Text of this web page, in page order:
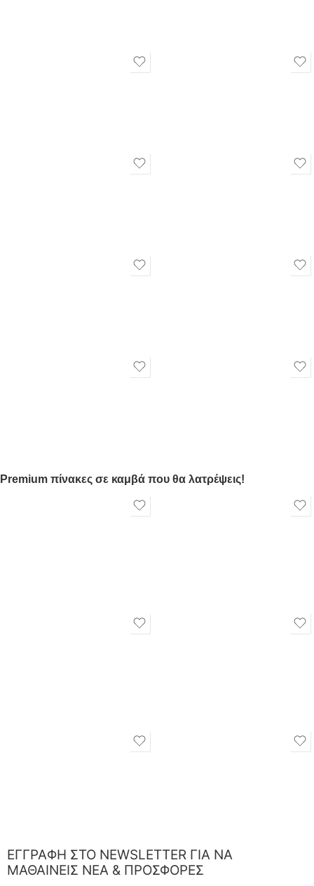
Premium πίνακες σε καμβά που θα λατρέψεις!
ΕΓΓΡΑΦΗ ΣΤΟ NEWSLETTER ΓΙΑ ΝΑ
ΜΑΘΑΙΝΕΙΣ ΝΕΑ & ΠΡΟΣΦΟΡΕΣ